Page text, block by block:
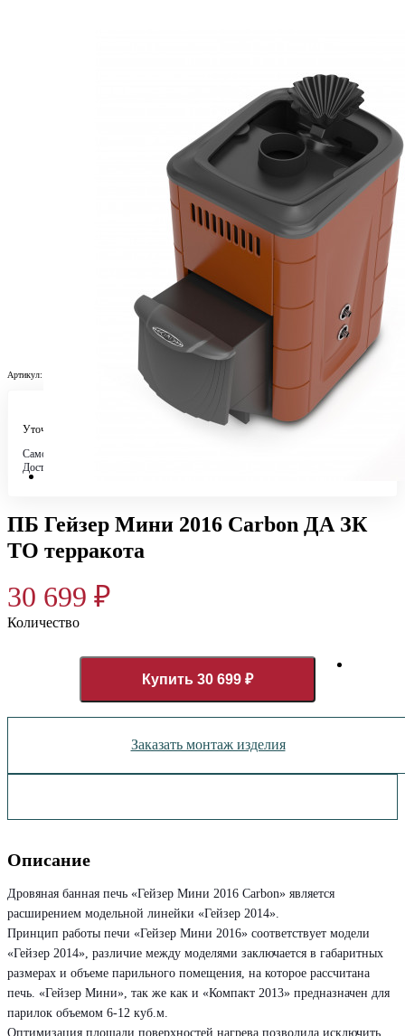
Артикул:
Уточняйте у менеджера
Самовывоз
Доставка по городу
ПБ Гейзер Мини 2016 Carbon ДА ЗК
ТО терракота
30 699 ₽
Количество
Купить 30 699 ₽
Заказать монтаж изделия
Описание
Дровяная банная печь «Гейзер Мини 2016 Carbon» является
расширением модельной линейки «Гейзер 2014».
Принцип работы печи «Гейзер Мини 2016» соответствует модели
«Гейзер 2014», различие между моделями заключается в габаритных
размерах и объеме парильного помещения, на которое рассчитана
печь. «Гейзер Мини», так же как и «Компакт 2013» предназначен для
парилок объемом 6-12 куб.м.
Оптимизация площади поверхностей нагрева позволила исключить